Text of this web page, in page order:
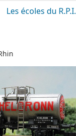
Les écoles du R.P.I.